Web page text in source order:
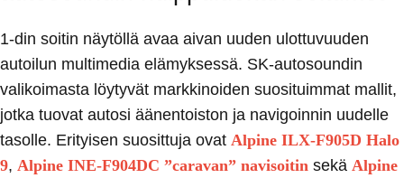
1-din soitin näytöllä avaa aivan uuden ulottuvuuden
autoilun multimedia elämyksessä. SK-autosoundin
valikoimasta löytyvät markkinoiden suosituimmat mallit,
jotka tuovat autosi äänentoiston ja navigoinnin uudelle
tasolle. Erityisen suosittuja ovat Alpine ILX-F905D Halo
9, Alpine INE-F904DC ”caravan” navisoitin sekä Alpine